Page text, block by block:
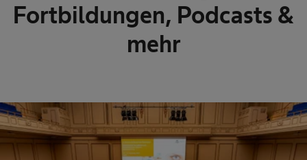
Fortbildungen, Podcasts &
mehr